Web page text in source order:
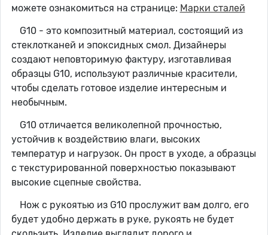
можете ознакомиться на странице: Марки сталей
G10 - это композитный материал, состоящий из
стеклотканей и эпоксидных смол. Дизайнеры
создают неповторимую фактуру, изготавливая
образцы G10, используют различные красители,
чтобы сделать готовое изделие интересным и
необычным.
G10 отличается великолепной прочностью,
устойчив к воздействию влаги, высоких
температур и нагрузок. Он прост в уходе, а образцы
с текстурированной поверхностью показывают
высокие сцепные свойства.
Нож с рукоятью из G10 прослужит вам долго, его
будет удобно держать в руке, рукоять не будет